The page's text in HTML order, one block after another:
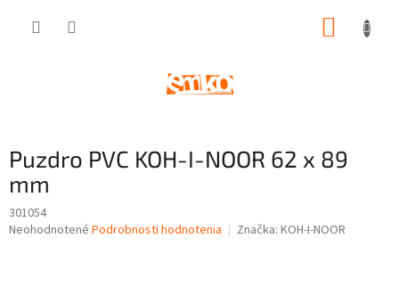
Puzdro PVC KOH-I-NOOR 62 x 89
mm
301054
Priemerné
Neohodnotené Podrobnosti hodnotenia Značka: KOH-I-NOOR